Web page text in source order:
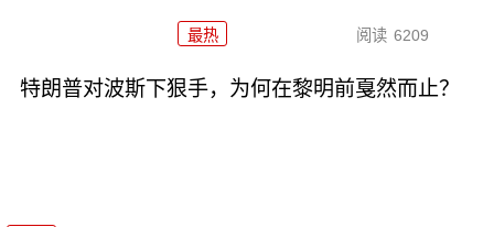
最热 阅读 6209
特朗普对波斯下狠手，为何在黎明前戛然而止？